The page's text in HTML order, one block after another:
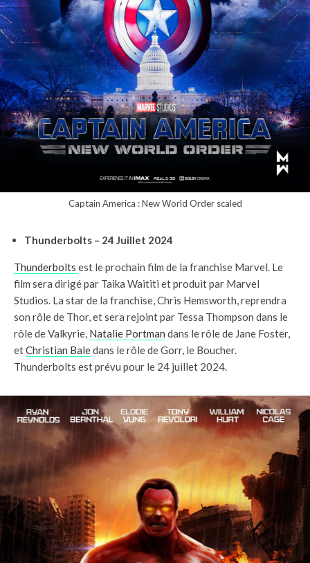
Captain America : New World Order scaled
Thunderbolts – 24 Juillet 2024
Thunderbolts est le prochain film de la franchise Marvel. Le
film sera dirigé par Taika Waititi et produit par Marvel
Studios. La star de la franchise, Chris Hemsworth, reprendra
son rôle de Thor, et sera rejoint par Tessa Thompson dans le
rôle de Valkyrie, Natalie Portman dans le rôle de Jane Foster,
etChristian Baledans le rôle de Gorr, le Boucher.
Thunderbolts est prévu pour le 24 juillet 2024.